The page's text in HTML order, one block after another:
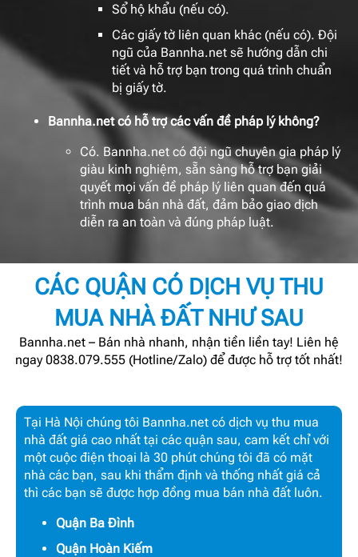
Sổ hộ khẩu (nếu có).
Các giấy tờ liên quan khác (nếu có). Đội
ngũ của Bannha.net sẽ hướng dẫn chi
tiết và hỗ trợ bạn trong quá trình chuẩn
bị giấy tờ.
Bannha.net có hỗ trợ các vấn đề pháp lý không?
Có. Bannha.net có đội ngũ chuyên gia pháp lý
giàu kinh nghiệm, sẵn sàng hỗ trợ bạn giải
quyết mọi vấn đề pháp lý liên quan đến quá
trình mua bán nhà đất, đảm bảo giao dịch
diễn ra an toàn và đúng pháp luật.
CÁC QUẬN CÓ DỊCH VỤ THU
MUA NHÀ ĐẤT NHƯ SAU
Bannha.net – Bán nhà nhanh, nhận tiền liền tay! Liên hệ
ngay 0838.079.555 (Hotline/Zalo) để được hỗ trợ tốt nhất!
Tại Hà Nội chúng tôi Bannha.net có dịch vụ thu mua
nhà đất giá cao nhất tại các quận sau, cam kết chỉ với
một cuộc điện thoại là 30 phút chúng tôi đã có mặt
nhà các bạn, sau khi thẩm định và thống nhất giá cả
thì các bạn sẽ được hợp đồng mua bán nhà đất luôn.
Quận Ba Đình
Quận Hoàn Kiếm